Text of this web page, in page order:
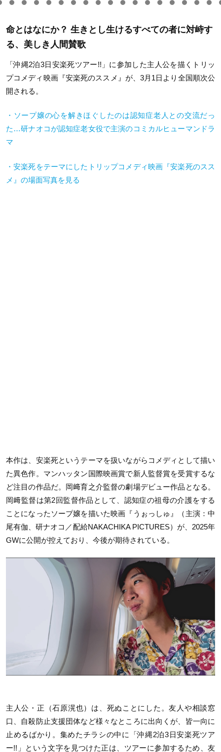
命とはなにか？ 生きとし生けるすべての者に対峙す
る、美しき人間賛歌
「沖縄2泊3日安楽死ツアー!!」に参加した主人公を描くトリッ
プコメディ映画『安楽死のススメ』が、3月1日より全国順次公
開される。
・ソープ嬢の心を解きほぐしたのは認知症老人との交流だっ
た…研ナオコが認知症老女役で主演のコミカルヒューマンドラ
マ
・安楽死をテーマにしたトリップコメディ映画『安楽死のスス
メ』の場面写真を見る
本作は、安楽死というテーマを扱いながらコメディとして描い
た異色作。マンハッタン国際映画賞で新人監督賞を受賞するな
ど注目の作品だ。岡﨑育之介監督の劇場デビュー作品となる。
岡﨑監督は第2回監督作品として、認知症の祖母の介護をする
ことになったソープ嬢を描いた映画『うぉっしゅ』（主演：中
尾有伽、研ナオコ／配給NAKACHIKA PICTURES）が、2025年
GWに公開が控えており、今後が期待されている。
主人公・正（石原滉也）は、死ぬことにした。友人や相談窓
口、自殺防止支援団体など様々なところに出向くが、皆一向に
止めるばかり。集めたチラシの中に「沖縄2泊3日安楽死ツア
ー!!」という文字を見つけた正は、ツアーに参加するため、友